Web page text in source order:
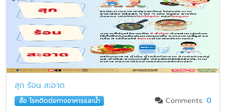
สุก ร้อน สะอาด
สื่อ โรคติดต่อทางอาหารและน้ำ Comments: 0